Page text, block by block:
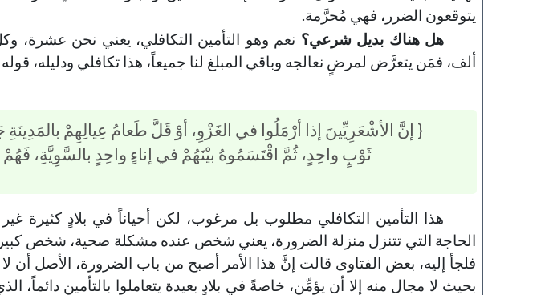
يتوقعون الضرر، فهي مُحرَّمة.
هل هناك بديل شرعي؟ نعم وهو التأمين التكافلي، يعني نحن عشرة،
ألف، فمَن يتعرَّض لمرضٍ نعالجه وباقي المبلغ لنا جميعاً، هذا تكافلي ودليله،
{ إنَّ الأشْعَرِيِّينَ إذا أرْمَلُوا في الغَزْوِ، أوْ قَلَّ طَعامُ عِيالِهِمْ
ثَوْبٍ واحِدٍ، ثُمَّ اقْتَسَمُوهُ بيْنَهُمْ في إناءٍ واحِدٍ بالسَّوِيَّةِ، فَهُمْ
هذا التأمين التكافلي مطلوب بل مرغوب، لكن أحياناً في بلادٍ كثيرة
الحاجة التي تتنزل منزلة الضرورة، يعني شخص عنده مشكلة صحية، شخص كبير
فلجأ إليه، بعض الفتاوى قالت إنَّ هذا الأمر أصبح من باب الضرورة، الأصل أن
بحيث لا مجال منه إلا أن يؤمِّن، خاصةً في بلادٍ بعيدة يتعاملوا بالتأمين دائماً،
أولادك
خطب الجمعة - 2019-06-14
خطب الجمعة - 2019-06-21
تاريخ النشر : 2019-09-04